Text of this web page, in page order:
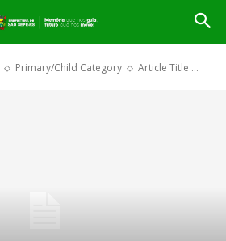
Primary/Child Category Article Title ...